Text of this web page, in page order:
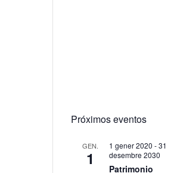
Próximos eventos
GEN.
1
1 gener 2020 -31
desembre 2030
Patrimonio